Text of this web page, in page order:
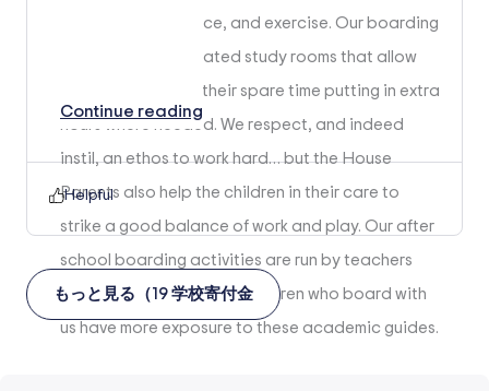
study, music practice, and exercise. Our boarding
houses have dedicated study rooms that allow
students to spend their spare time putting in extra
hours where needed. We respect, and indeed
instil, an ethos to work hard… but the House
Parents also help the children in their care to
strike a good balance of work and play. Our after
school boarding activities are run by teachers
and tutors, meaning the children who board with
us have more exposure to these academic guides.
Continue reading
Helpful
もっと見る（ 19 学校寄付金